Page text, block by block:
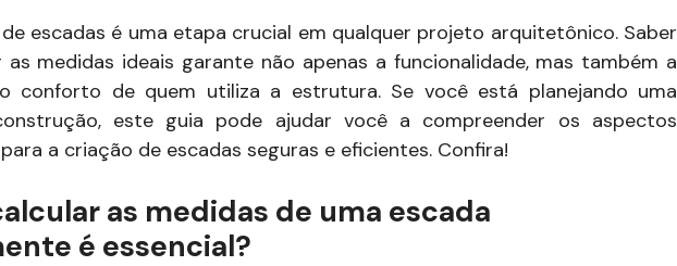
escadas é uma etapa crucial em qualquer projeto arquitetônico. Saber
as medidas ideais garante não apenas a funcionalidade, mas também a
conforto de quem utiliza a estrutura. Se você está planejando uma
este guia pode ajudar você a compreender os aspectos
a criação de escadas seguras e eficientes. Confira!
as medidas de uma escada
é essencial?